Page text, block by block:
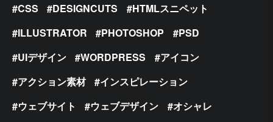
CSS DESIGNCUTS
HTMLスニペット
ILLUSTRATOR
PHOTOSHOP
PSD
UIデザイン
WORDPRESS
アイコン
アクション素材
インスピレーション
ウェブサイト
ウェブデザイン
オシャレ